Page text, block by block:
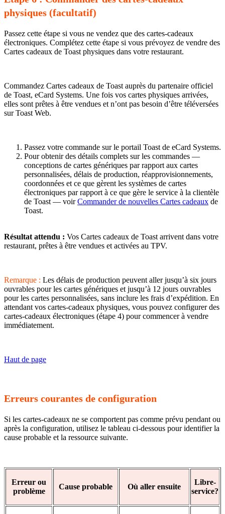
physiques (facultatif)
Passez cette étape si vous ne vendez que des cartes-cadeaux
électroniques. Complétez cette étape si vous prévoyez de vendre des
Cartes cadeaux de Toast physiques dans votre restaurant.
Commandez Cartes cadeaux de Toast auprès du partenaire officiel
de Toast, eCard Systems. Une fois vos cartes physiques arrivées,
elles sont prêtes à être vendues et n’ont pas besoin d’être téléversées
sur Toast Web.
Passez votre commande sur le portail Toast de eCard Systems.
Pour obtenir des détails complets sur les commandes —
conceptions de cartes génériques par rapport aux cartes
personnalisées, délais de production, réapprovisionnements,
coordonnées et ce que gèrent les systèmes de cartes
électroniques par rapport à ce que gère le service à la clientèle
de Toast — voirCommander de nouvelles Cartes cadeaux de
Toast.
Résultat attendu : Vos Cartes cadeaux de Toast arrivent dans votre
restaurant, prêtes à être vendues et activées au TPV.
Remarque : Les délais de production peuvent aller jusqu’à six jours
ouvrables pour les cartes génériques et jusqu’à 12 jours ouvrables
pour les cartes personnalisées, sans inclure les frais d’expédition. En
attendant vos cartes-cadeaux physiques, vous pouvez configurer des
cartes-cadeaux électroniques (étape 4) pour commencer à vendre
immédiatement.
Haut de page
Erreurs courantes de configuration
Si les cartes-cadeaux ne se comportent pas comme prévu pendant ou
après la configuration, utilisez le tableau ci-dessous pour identifier la
cause probable et la ressource suivante.
Erreur ou
problème
Cause probable Où aller ensuite
Libre-
service?